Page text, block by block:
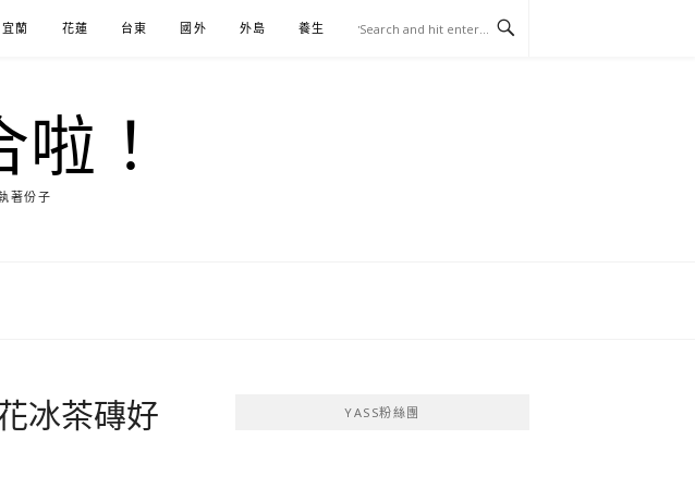
宜蘭 花蓮 台東 國外 外島 養生 伴手禮
啦！
著份子
冰茶磚好
YASS粉絲團